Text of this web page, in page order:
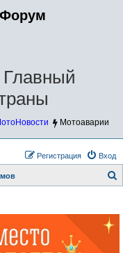
Мотоаварии
Вход
Регистрация